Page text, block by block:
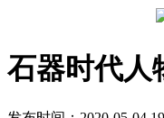
石器时代人